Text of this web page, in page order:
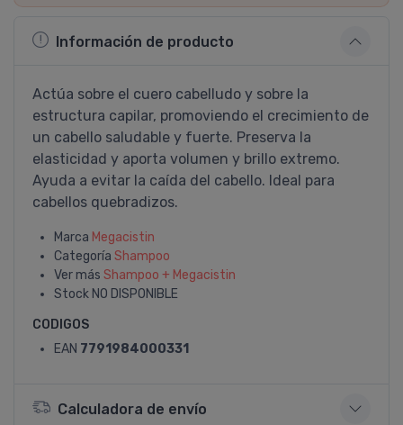
Información de producto
Actúa sobre el cuero cabelludo y sobre la
estructura capilar, promoviendo el crecimiento de
un cabello saludable y fuerte. Preserva la
elasticidad y aporta volumen y brillo extremo.
Ayuda a evitar la caí­da del cabello. Ideal para
cabellos quebradizos.
Marca Megacistin
Categoría Shampoo
Ver más Shampoo + Megacistin
Stock NO DISPONIBLE
CODIGOS
EAN 7791984000331
Calculadora de envío